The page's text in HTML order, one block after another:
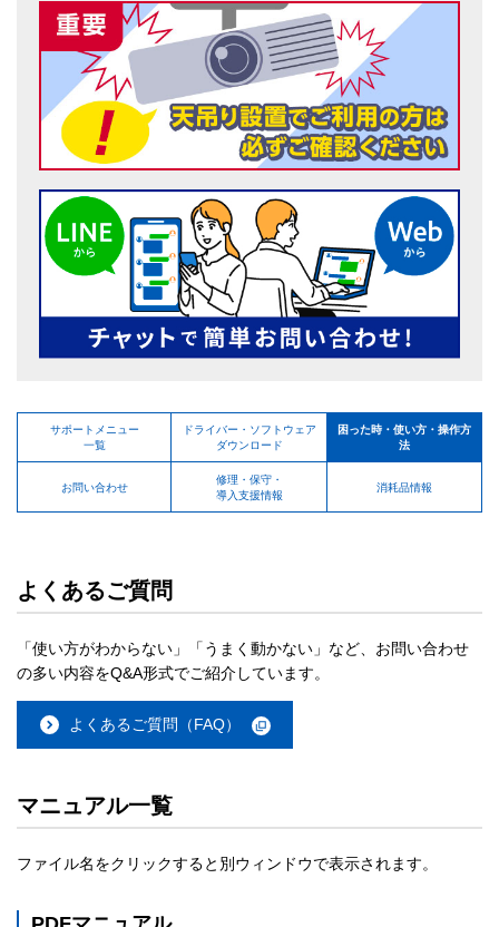
サポートメニュー
一覧
ドライバー・ソフトウェア
ダウンロード
困った時・使い方・操作方
法
お問い合わせ
修理・保守・
導入支援情報
消耗品情報
よくあるご質問
「使い方がわからない」「うまく動かない」など、お問い合わせ
の多い内容をQ&A形式でご紹介しています。
よくあるご質問（FAQ）
マニュアル一覧
ファイル名をクリックすると別ウィンドウで表示されます。